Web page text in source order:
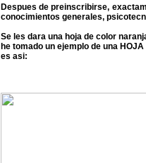
Despues de preinscribirse,
conocimientos generales,
Se les dara una hoja de color
he tomado un ejemplo de una HOJA
es asi: